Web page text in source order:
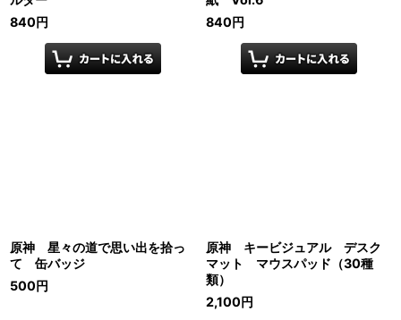
840円
840円
原神 星々の道で思い出を拾っ
て 缶バッジ
500円
原神 キービジュアル デスク
マット マウスパッド（30種
類）
2,100円